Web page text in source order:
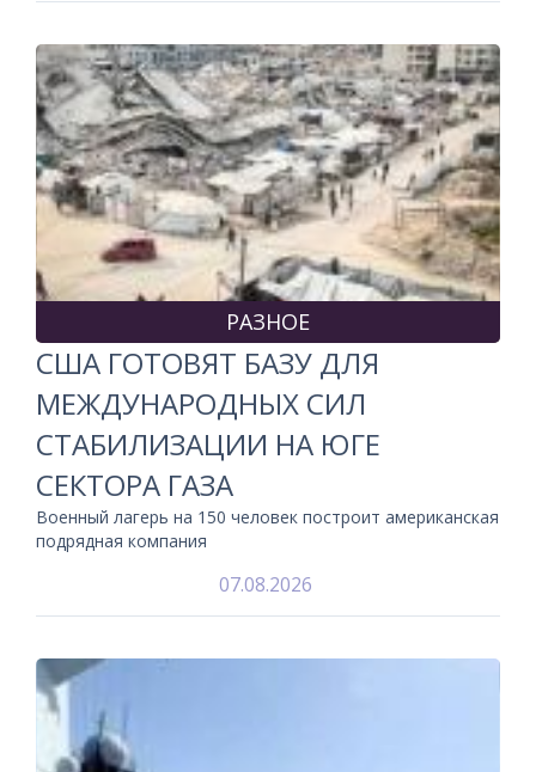
РАЗНОЕ
США ГОТОВЯТ БАЗУ ДЛЯ
МЕЖДУНАРОДНЫХ СИЛ
СТАБИЛИЗАЦИИ НА ЮГЕ
СЕКТОРА ГАЗА
Военный лагерь на 150 человек построит американская
подрядная компания
07.08.2026